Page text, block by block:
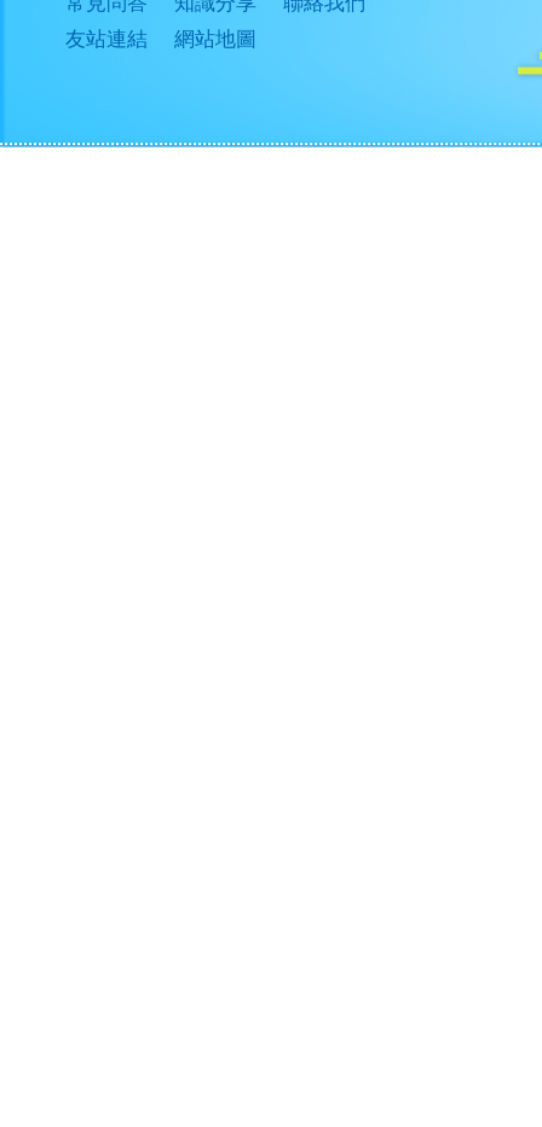
友站連結
網站地圖